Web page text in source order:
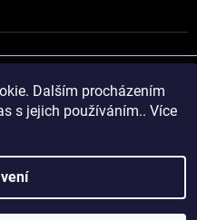
Dalším procházením
s jejich používáním.. Více
Shoptet
Všechna práva vyhrazena.